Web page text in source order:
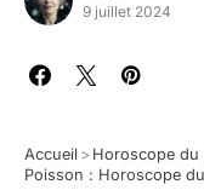
9 juillet 2024
Accueil > Horoscope du
Poisson : Horoscope